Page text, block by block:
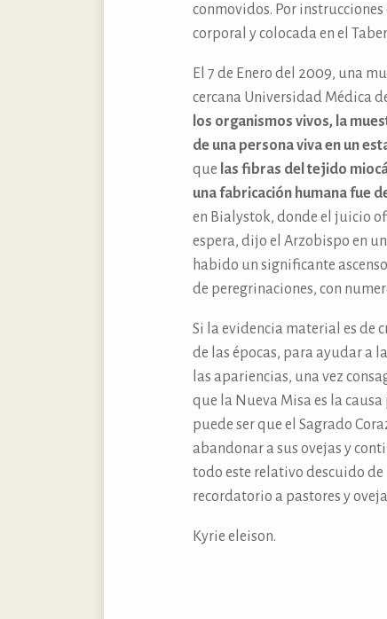
conmovidos. Por
corporal y colocada en el
El 7 de Enero del 2009, una
cercana Universidad Médica
los organismos vivos, la
de una persona viva en un
que las fibras del tejido
una fabricación humana fue
en Bialystok, donde el juicio
espera, dijo el Arzobispo en
habido un significante
de peregrinaciones, con
Si la evidencia material es de
de las épocas, para ayudar a
las apariencias, una vez
que la Nueva Misa es la
puede ser que el Sagrado
abandonar a sus ovejas y
todo este relativo descuido
recordatorio a pastores y
Kyrie eleison.